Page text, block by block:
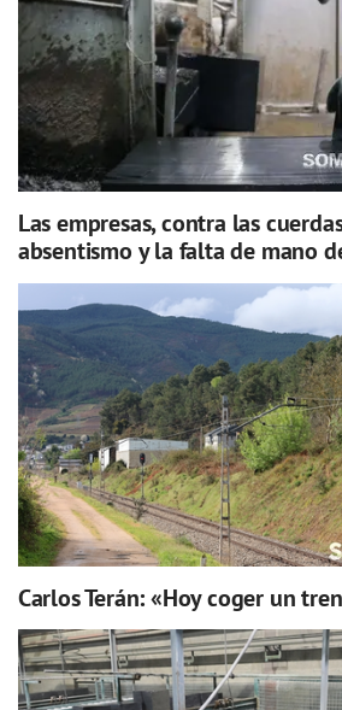
Las empresas, contra las
absentismo y la falta de mano
Carlos Terán: «Hoy coger un